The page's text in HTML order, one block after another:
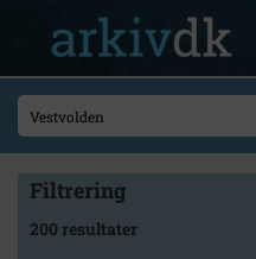
Filtrering
200 resultater